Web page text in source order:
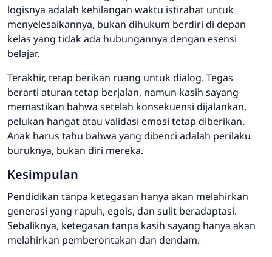
logisnya adalah kehilangan waktu istirahat untuk
menyelesaikannya, bukan dihukum berdiri di depan
kelas yang tidak ada hubungannya dengan esensi
belajar.
Terakhir, tetap berikan ruang untuk dialog. Tegas
berarti aturan tetap berjalan, namun kasih sayang
memastikan bahwa setelah konsekuensi dijalankan,
pelukan hangat atau validasi emosi tetap diberikan.
Anak harus tahu bahwa yang dibenci adalah perilaku
buruknya, bukan diri mereka.
Kesimpulan
Pendidikan tanpa ketegasan hanya akan melahirkan
generasi yang rapuh, egois, dan sulit beradaptasi.
Sebaliknya, ketegasan tanpa kasih sayang hanya akan
melahirkan pemberontakan dan dendam.